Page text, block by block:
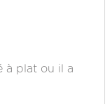
à plat ou il a